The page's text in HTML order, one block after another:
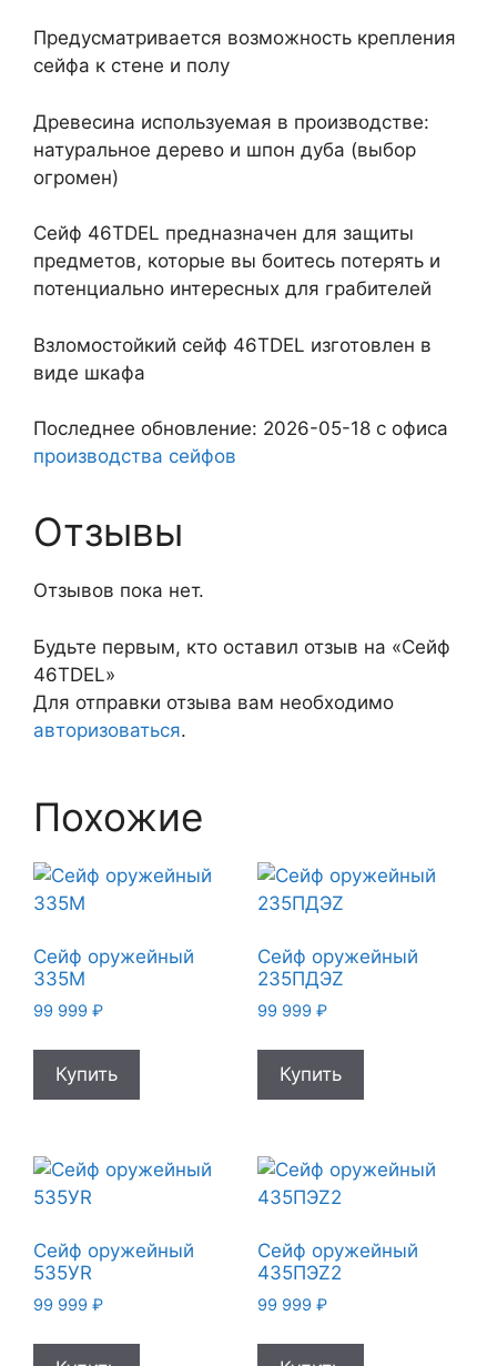
Предусматривается возможность крепления
сейфа к стене и полу
Древесина используемая в производстве:
натуральное дерево и шпон дуба (выбор
огромен)
Сейф 46TDEL предназначен для защиты
предметов, которые вы боитесь потерять и
потенциально интересных для грабителей
Взломостойкий сейф 46TDEL изготовлен в
виде шкафа
Последнее обновление: 2026-05-18 с офиса
производства сейфов
Отзывы
Отзывов пока нет.
Будьте первым, кто оставил отзыв на «Сейф
46TDEL»
Для отправки отзыва вам необходимо
авторизоваться.
Похожие
Сейф оружейный
335М
99 999 ₽
Купить
Сейф оружейный
235ПДЭZ
99 999 ₽
Купить
Сейф оружейный
535УR
99 999 ₽
Сейф оружейный
435ПЭZ2
99 999 ₽